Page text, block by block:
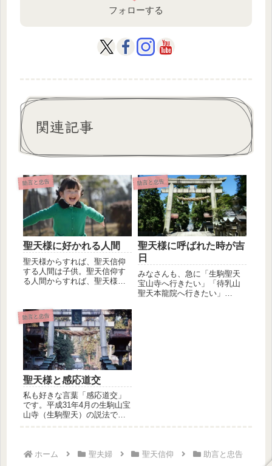
フォローする
関連記事
助言と忠告
聖天様に好かれる人間
聖天様からすれば、聖天信仰
する人間は子供。聖天信仰す
る人間からすれば、聖天様は
助言と忠告
聖天様に呼ばれた時が吉
日
みなさんも、急に「生駒聖天
宝山寺へ行きたい」「待乳山
聖天本龍院へ行きたい」
助言と忠告
聖天様と感応道交
私も好きな言葉「感応道交」
です。平成31年4月の生駒山宝
山寺（生駒聖天）の説法で
ホーム 聖夫婦 聖天信仰 助言と忠告